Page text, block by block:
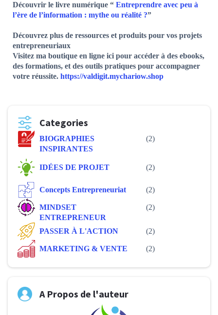
Découvrir le livre numérique “ Entreprendre avec peu à
l’ère de l’information : mythe ou réalité ?”
Découvrez plus de ressources et produits pour vos projets
entrepreneuriaux
Visitez ma boutique en ligne ici pour accéder à des ebooks,
des formations, et des outils pratiques pour accompagner
votre réussite. https://valdigit.mychariow.shop
Categories
BIOGRAPHIES
INSPIRANTES
(2)
IDÉES DE PROJET (2)
Concepts Entrepreneuriat (2)
MINDSET
ENTREPRENEUR
(2)
PASSER À L'ACTION (2)
MARKETING & VENTE (2)
A Propos de l'auteur